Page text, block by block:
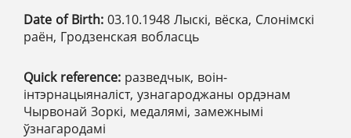
Date of Birth: 03.10.1948 Лыскі, вёска, Слонімскі
раён, Гродзенская вобласць
Quick reference: разведчык, воін-
інтэрнацыяналіст, узнагароджаны ордэнам
Чырвонай Зоркі, медалямі, замежнымі
ўзнагародамі